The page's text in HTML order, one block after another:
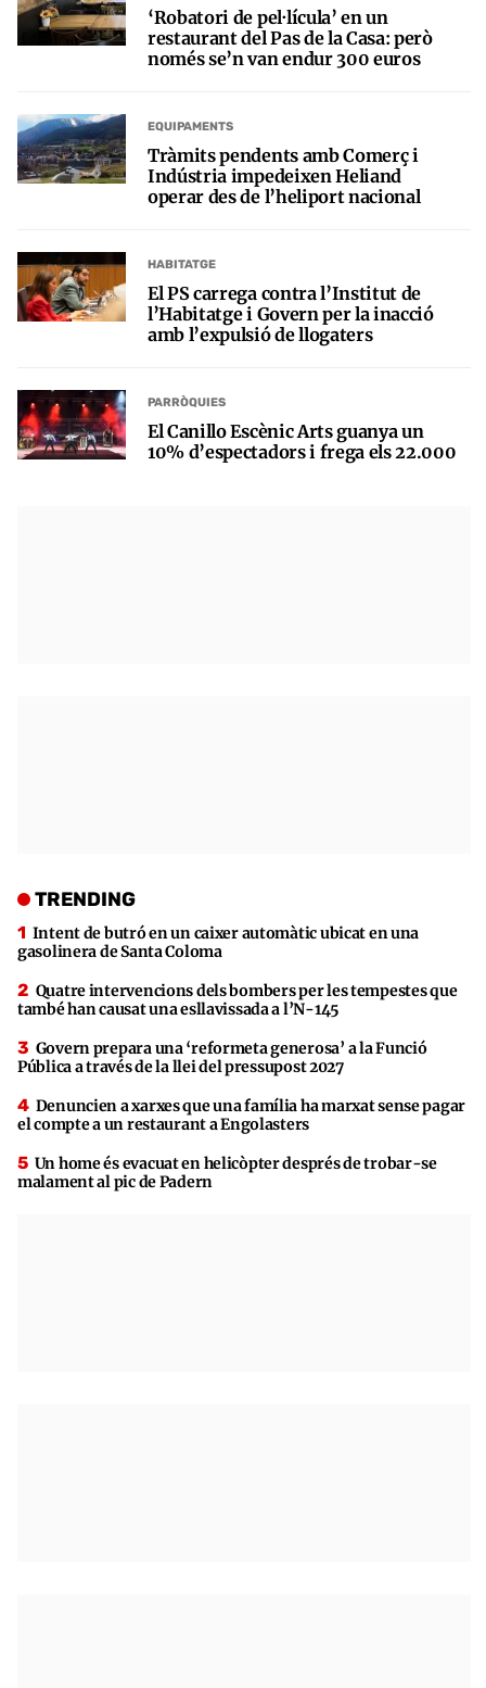
‘Robatori de pel·lícula’ en un
restaurant del Pas de la Casa: però
només se’n van endur 300 euros
EQUIPAMENTS
Tràmits pendents amb Comerç i
Indústria impedeixen Heliand
operar des de l’heliport nacional
HABITATGE
El PS carrega contra l’Institut de
l’Habitatge i Govern per la inacció
amb l’expulsió de llogaters
PARRÒQUIES
El Canillo Escènic Arts guanya un
10% d’espectadors i frega els 22.000
TRENDING
Intent de butró en un caixer automàtic ubicat en una
gasolinera de Santa Coloma
Quatre intervencions dels bombers per les tempestes que
també han causat una esllavissada a l’N-145
Govern prepara una ‘reformeta generosa’ a la Funció
Pública a través de la llei del pressupost 2027
Denuncien a xarxes que una família ha marxat sense pagar
el compte a un restaurant a Engolasters
Un home és evacuat en helicòpter després de trobar-se
malament al pic de Padern